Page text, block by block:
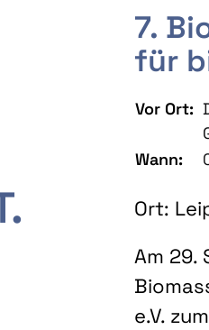
7.
für
Vor Ort:
Wann:
Ort:
Am 29.
e.V.